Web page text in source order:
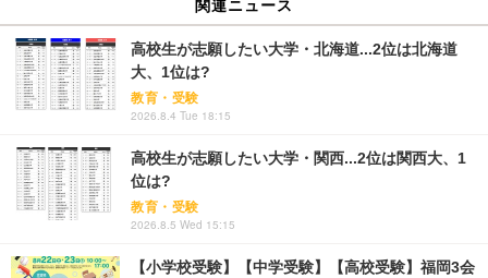
関連ニュース
高校生が志願したい大学・北海道...2位は北海道
大、1位は?
教育・受験
2026.8.4 Tue 18:15
高校生が志願したい大学・関西...2位は関西大、1
位は?
教育・受験
2026.8.5 Wed 15:15
【小学校受験】【中学受験】【高校受験】福岡3会